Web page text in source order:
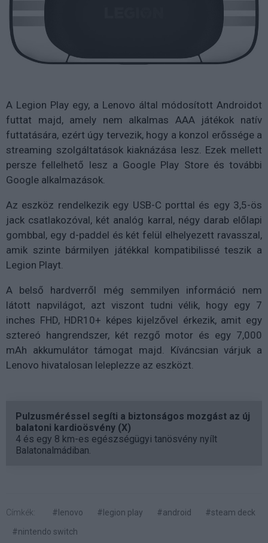
A Legion Play egy, a Lenovo által módosított Androidot
futtat majd, amely nem alkalmas AAA játékok natív
futtatására, ezért úgy tervezik, hogy a konzol erőssége a
streaming szolgáltatások kiaknázása lesz. Ezek mellett
persze fellelhető lesz a Google Play Store és további
Google alkalmazások.
Az eszköz rendelkezik egy USB-C porttal és egy 3,5-ös
jack csatlakozóval, két analóg karral, négy darab előlapi
gombbal, egy d-paddel és két felül elhelyezett ravasszal,
amik szinte bármilyen játékkal kompatibilissé teszik a
Legion Playt.
A belső hardverről még semmilyen információ nem
látott napvilágot, azt viszont tudni vélik, hogy egy 7
inches FHD, HDR10+ képes kijelzővel érkezik, amit egy
sztereó hangrendszer, két rezgő motor és egy 7,000
mAh akkumulátor támogat majd. Kíváncsian várjuk a
Lenovo hivatalosan leleplezze az eszközt.
Pulzusméréssel segíti a biztonságos mozgást az új
balatoni kardioösvény (X)
4 és egy 8 km-es egészségügyi tanösvény nyílt
Balatonalmádiban.
Címkék: #lenovo #legion play #android
#steam deck
#nintendo switch